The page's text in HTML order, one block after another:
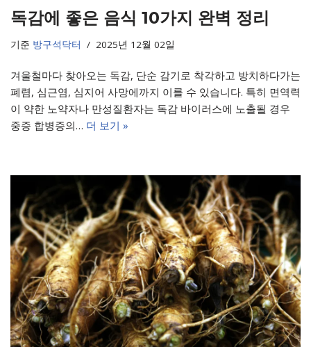
독감에 좋은 음식 10가지 완벽 정리
기준 방구석닥터 2025년 12월 02일
겨울철마다 찾아오는 독감, 단순 감기로 착각하고 방치하다가는
폐렴, 심근염, 심지어 사망에까지 이를 수 있습니다. 특히 면역력
이 약한 노약자나 만성질환자는 독감 바이러스에 노출될 경우
중증 합병증의… 더 보기 »